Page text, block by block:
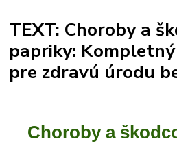
TEXT: Choroby a
papriky:
pre zdravú úrodu
Choroby a